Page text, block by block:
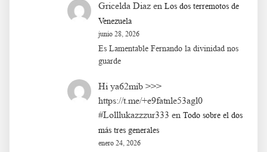
Gricelda Diaz en Los dos terremotos de
Venezuela
junio 28, 2026
Es Lamentable Fernando la divinidad nos
guarde
Hi ya62mib >>>
https://t.me/+e9fatnle53agl0
#Lolllukazzzur333 en Todo sobre el dos
más tres generales
enero 24, 2026